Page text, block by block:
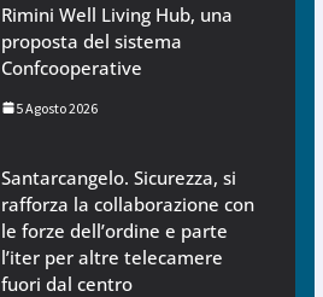
Rimini Well Living Hub, una
proposta del sistema
Confcooperative
5 Agosto 2026
Santarcangelo. Sicurezza, si
rafforza la collaborazione con
le forze dell’ordine e parte
l’iter per altre telecamere
fuori dal centro